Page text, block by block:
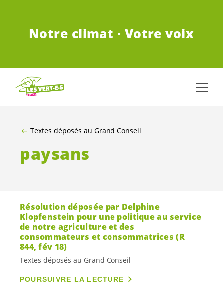
Notre climat · Votre voix
Textes déposés au Grand Conseil
paysans
Résolution déposée par Delphine
Klopfenstein pour une politique au service
de notre agriculture et des
consommateurs et consommatrices (R
844, fév 18)
Textes déposés au Grand Conseil
POURSUIVRE LA LECTURE